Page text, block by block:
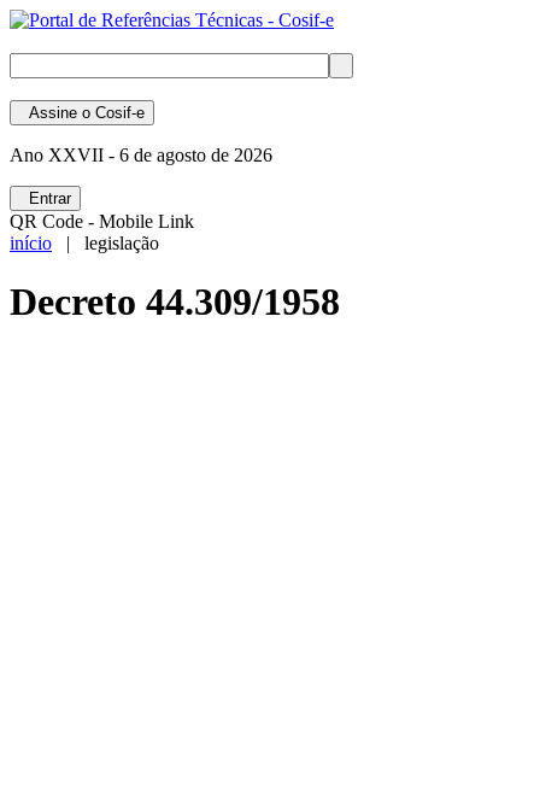
Assine o Cosif-e
Ano XXVII - 6 de agosto de 2026
Entrar
QR Code - Mobile Link
início | legislação
Decreto 44.309/1958